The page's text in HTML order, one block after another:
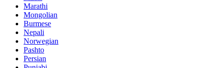
Marathi
Mongolian
Burmese
Nepali
Norwegian
Pashto
Persian